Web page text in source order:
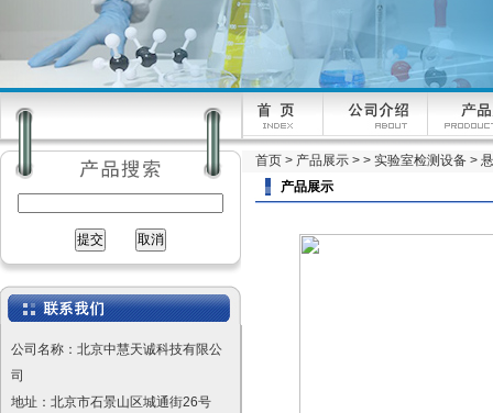
公司名称：北京中慧天诚科技有限公
司
地址：北京市石景山区城通街26号
首页 > 产品展示 > > 实验室检测设备 >
产品展示